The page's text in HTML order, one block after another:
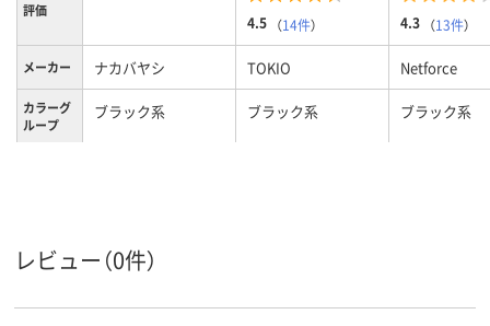
評価
4.5 （14件） 4.3 （13件）
メーカー ナカバヤシ TOKIO Netforce
カラーグ
ループ
ブラック系 ブラック系 ブラック系
レビュー（0件）